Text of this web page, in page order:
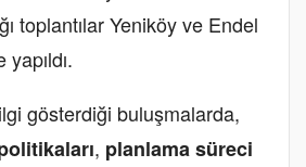
toplantılar Yeniköy ve Endel
yapıldı.
gösterdiği buluşmalarda,
, planlama süreci